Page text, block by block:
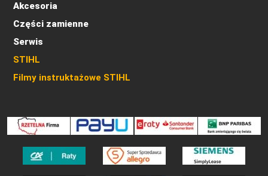
Akcesoria
Części zamienne
Serwis
STIHL
Filmy instruktażowe STIHL